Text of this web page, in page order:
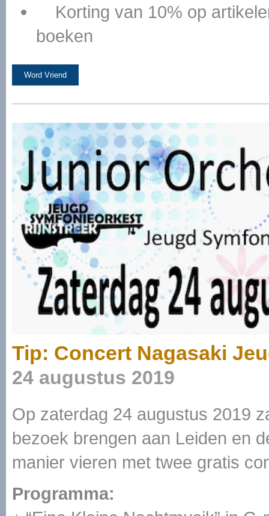
Korting van 10% op
boeken
Word Vriend
Tip: Concert Nagasaki
24 augustus 2019
Op zaterdag 24 augustus 2019
bezoek brengen aan Leiden en
manier vieren met twee gratis
Programma: